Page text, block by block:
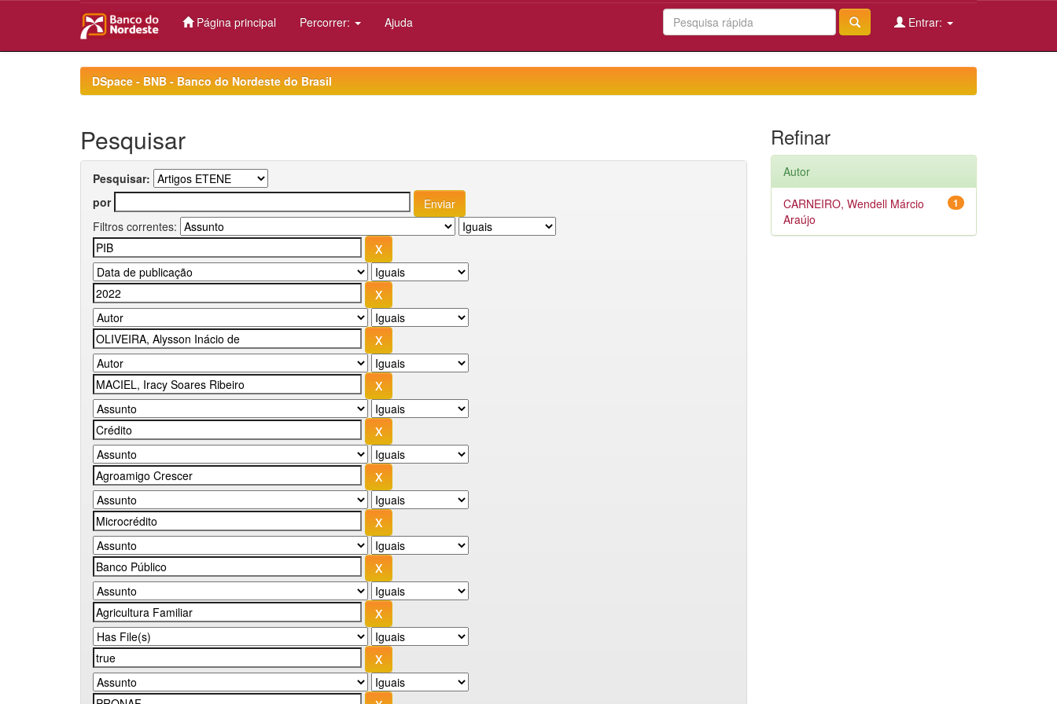
Página principal Percorrer: Ajuda Entrar:
DSpace - BNB - Banco do Nordeste do Brasil
Pesquisar
Pesquisar:
por
Filtros correntes:
Refinar
Autor
1
CARNEIRO, Wendell Márcio
Araújo